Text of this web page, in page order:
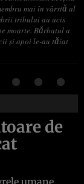
mai în vârstă al
tribului au ucis
moarte. Bărbatul a
și apoi le-au tăiat
de
umane